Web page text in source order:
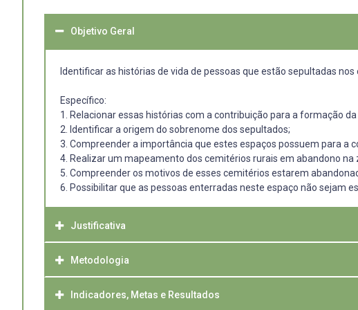
Objetivo Geral
Identificar as histórias de vida de pessoas que estão sepultadas
Específico:
1. Relacionar essas histórias com a contribuição para a formação
2. Identificar a origem do sobrenome dos sepultados;
3. Compreender a importância que estes espaços possuem para a
4. Realizar um mapeamento dos cemitérios rurais em abandono na
5. Compreender os motivos de esses cemitérios estarem
6. Possibilitar que as pessoas enterradas neste espaço não sejam
Justificativa
Os cemitérios não podem ser vistos somente como lugares de
destinados a memória. Na verdade, é para isso que esses espaços
esquecimento. Os espaços cemiteriais e os objetos que estão
Metodologia
Inicialmente faremos uma imersão do grupo nos espaços
Indicadores, Metas e Resultados